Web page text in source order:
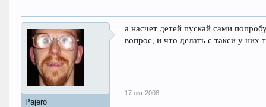
Pajero
а насчет детей пускай сами
вопрос, и что делать с такси у
17 окт 2008